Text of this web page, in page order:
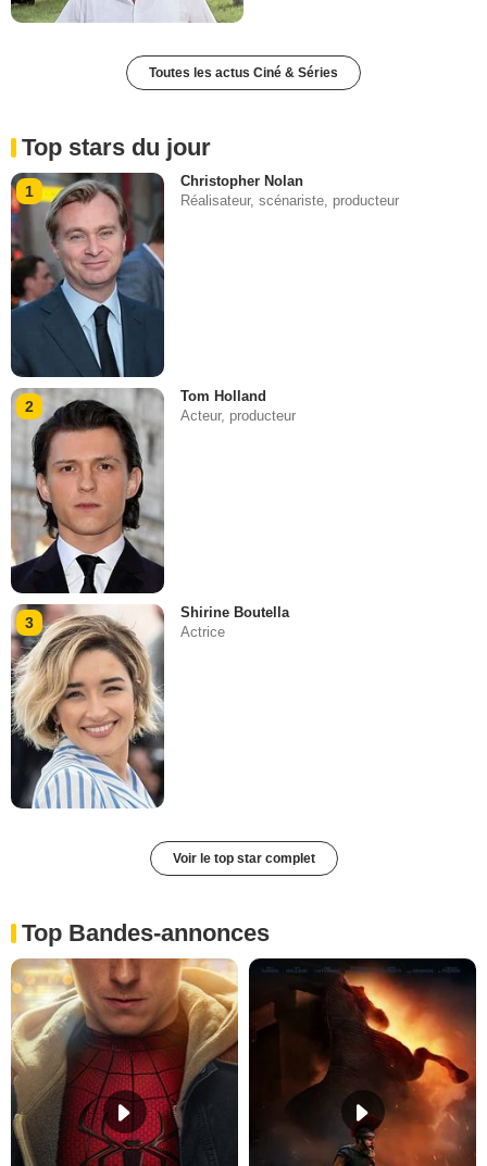
Toutes les actus Ciné & Séries
Top stars du jour
1
Christopher Nolan
Réalisateur, scénariste, producteur
2
Tom Holland
Acteur, producteur
3
Shirine Boutella
Actrice
Voir le top star complet
Top Bandes-annonces